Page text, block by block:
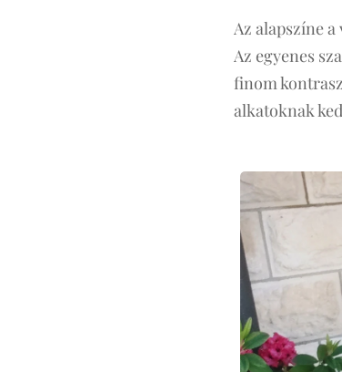
Az alapszíne
Az egyenes
finom
alkatoknak